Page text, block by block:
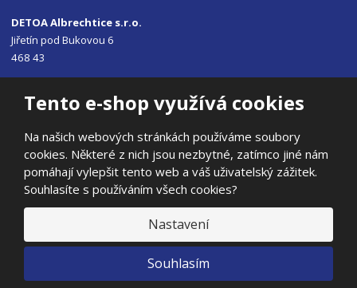
Tento e-shop využívá cookies
Na našich webových stránkách používáme soubory
cookies. Některé z nich jsou nezbytné, zatímco jiné nám
pomáhají vylepšit tento web a váš uživatelský zážitek.
Souhlasíte s používáním všech cookies?
Nastavení
Souhlasím
DETOA Albrechtice s.r.o.
Jiřetín pod Bukovou 6
468 43
Email:sales@detoa.cz
Ochrana osobních údajů